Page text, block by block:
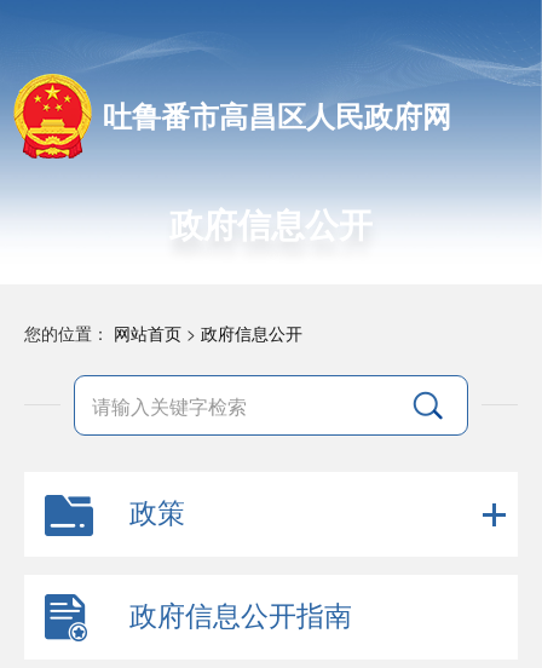
吐鲁番市高昌区人民政府网
政府信息公开
您的位置： 网站首页 > 政府信息公开
政策
政府信息公开指南